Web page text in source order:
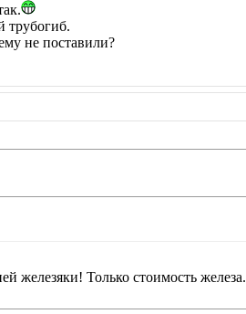
трубогиб.
не поставили?
железяки! Только стоимость железа.